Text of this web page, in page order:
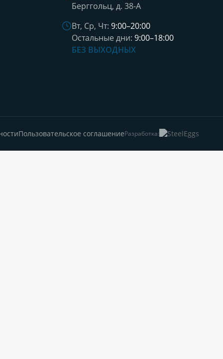
Берггольц, д. 38-А
Вт, Ср, Чт: 9:00–20:00
Остальные дни: 9:00–18:00
БЕЗ ВЫХОДНЫХ
Пользовательское соглашениеРазработка: